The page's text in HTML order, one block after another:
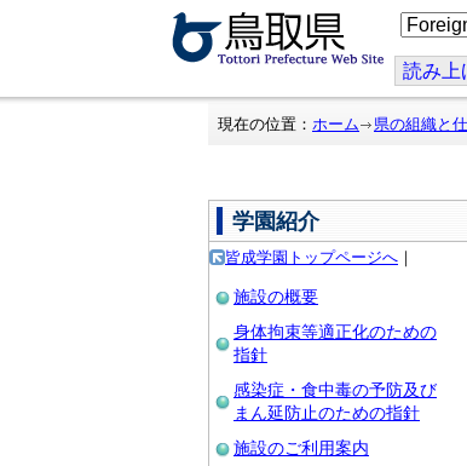
こ
の
ジ
を
翻
読み上
現在の位置： ホーム 県の組織と
学園紹介
皆成学園トップページへ ｜
施設の概要
身体拘束等適正化のための
指針
感染症・食中毒の予防及び
まん延防止のための指針
施設のご利用案内